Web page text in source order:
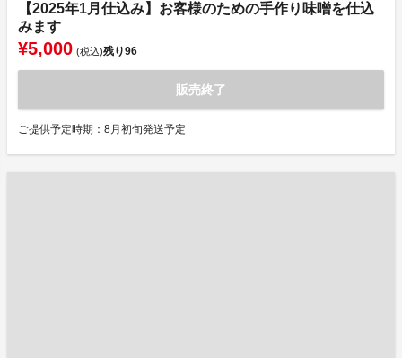
【2025年1月仕込み】お客様のための手作り味噌を仕込
みます
¥5,000 (税込)残り96
販売終了
ご提供予定時期：8月初旬発送予定